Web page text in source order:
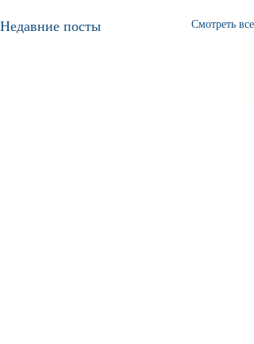
Недавние посты Смотреть все